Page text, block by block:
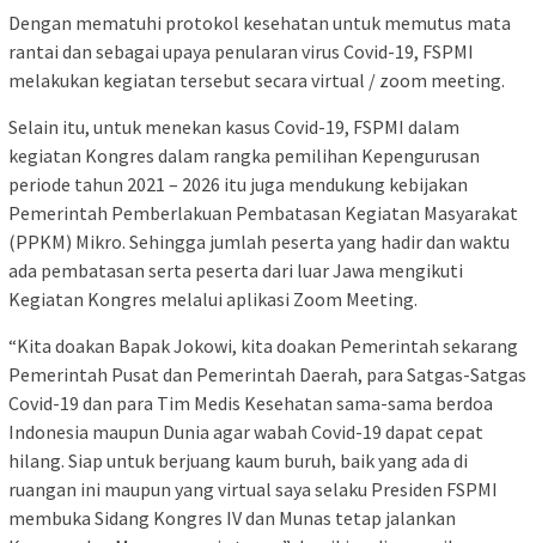
Dengan mematuhi protokol kesehatan untuk memutus mata
rantai dan sebagai upaya penularan virus Covid-19, FSPMI
melakukan kegiatan tersebut secara virtual / zoom meeting.
Selain itu, untuk menekan kasus Covid-19, FSPMI dalam
kegiatan Kongres dalam rangka pemilihan Kepengurusan
periode tahun 2021 – 2026 itu juga mendukung kebijakan
Pemerintah Pemberlakuan Pembatasan Kegiatan Masyarakat
(PPKM) Mikro. Sehingga jumlah peserta yang hadir dan waktu
ada pembatasan serta peserta dari luar Jawa mengikuti
Kegiatan Kongres melalui aplikasi Zoom Meeting.
“Kita doakan Bapak Jokowi, kita doakan Pemerintah sekarang
Pemerintah Pusat dan Pemerintah Daerah, para Satgas-Satgas
Covid-19 dan para Tim Medis Kesehatan sama-sama berdoa
Indonesia maupun Dunia agar wabah Covid-19 dapat cepat
hilang. Siap untuk berjuang kaum buruh, baik yang ada di
ruangan ini maupun yang virtual saya selaku Presiden FSPMI
membuka Sidang Kongres IV dan Munas tetap jalankan